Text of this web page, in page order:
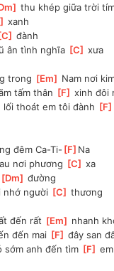
] thu khép giữa trời
] xanh
C ] đành
ân tình nghĩa [C ] xưa
trong [Em Nam nơi
tấm thân [F ] xinh đôi
lối thoát em tôi đành [F
đêm Ca-Ti- [F ]Na
nơi phương [C ] xa
[Dm ] đường
nhớ người [C ] thương
đến rất [Em nhanh
đến mai [F ] đây san
sớm anh đến tìm [F ]